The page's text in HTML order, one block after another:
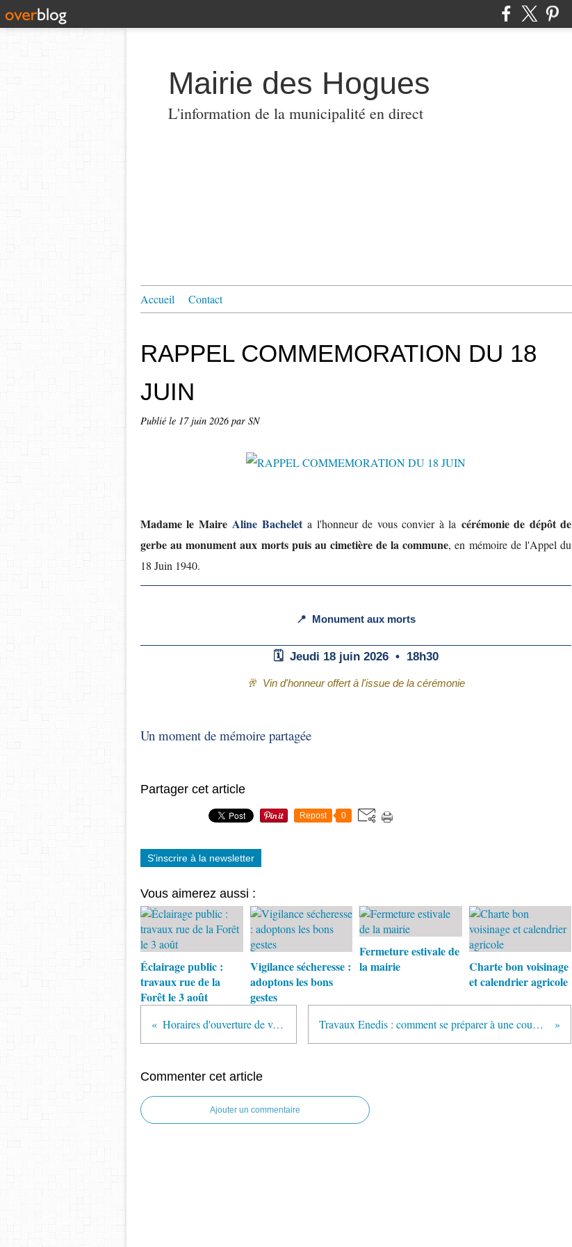
Mairie des Hogues
L'information de la municipalité en direct
Accueil Contact
RAPPEL COMMEMORATION DU 18
JUIN
Publié le 17 juin 2026par SN
Madame le Maire Aline Bachelet a l'honneur de vous convier à la cérémonie de dépôt de
gerbe au monument aux morts puis au cimetière de la commune, en mémoire de l'Appel du
18 Juin 1940.
📍 Monument aux morts
🗓️ Jeudi 18 juin 2026 • 18h30
🥂 Vin d'honneur offert à l'issue de la cérémonie
Un moment de mémoire partagée
Partager cet article
Repost 0
S'inscrire à la newsletter
Vous aimerez aussi :
Éclairage public :
travaux rue de la
Forêt le 3 août
Vigilance sécheresse :
adoptons les bons
gestes
​​​​​​​Fermeture estivale de
la mairie
Charte bon voisinage
et calendrier agricole
Horaires d'ouverture de votre mairie Travaux Enedis : comment se préparer à une coupure de courant ?
Commenter cet article
Ajouter un commentaire